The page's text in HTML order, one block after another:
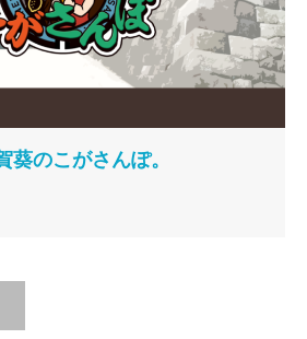
のこがさんぽ。